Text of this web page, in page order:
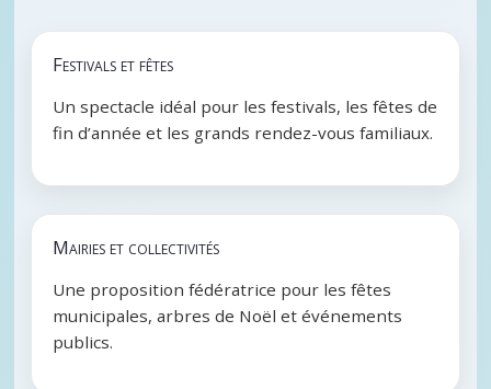
Festivals et fêtes
Un spectacle idéal pour les festivals, les fêtes de
fin d’année et les grands rendez-vous familiaux.
Mairies et collectivités
Une proposition fédératrice pour les fêtes
municipales, arbres de Noël et événements
publics.